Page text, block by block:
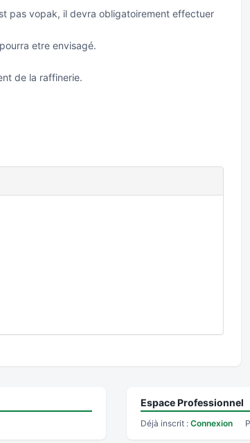
pas vopak, il devra obligatoirement effectuer
etre envisagé.
de la raffinerie.
Espace Professionnel
Déjà inscrit : Connexion